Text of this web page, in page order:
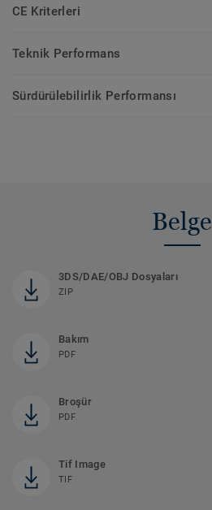
CE Kriterleri
Teknik Performans
Sürdürülebilirlik Performansı
Belge
3DS/DAE/OBJ Dosyaları
ZIP
Bakım
PDF
Broşür
PDF
Tif Image
TIF